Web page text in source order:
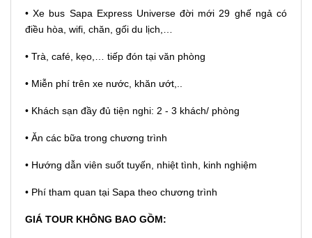
• Xe bus Sapa Express Universe đời mới 29 ghế ngả có
điều hòa, wifi, chăn, gối du lịch,…
• Trà, café, kẹo,… tiếp đón tại văn phòng
• Miễn phí trên xe nước, khăn ướt,..
• Khách sạn đầy đủ tiện nghi: 2 - 3 khách/ phòng
• Ăn các bữa trong chương trình
• Hướng dẫn viên suốt tuyến, nhiệt tình, kinh nghiệm
• Phí tham quan tại Sapa theo chương trình
GIÁ TOUR KHÔNG BAO GỒM: